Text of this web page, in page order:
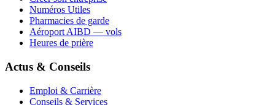
Numéros Utiles
Pharmacies de garde
Aéroport AIBD — vols
Heures de prière
Actus & Conseils
Emploi & Carrière
Conseils & Services